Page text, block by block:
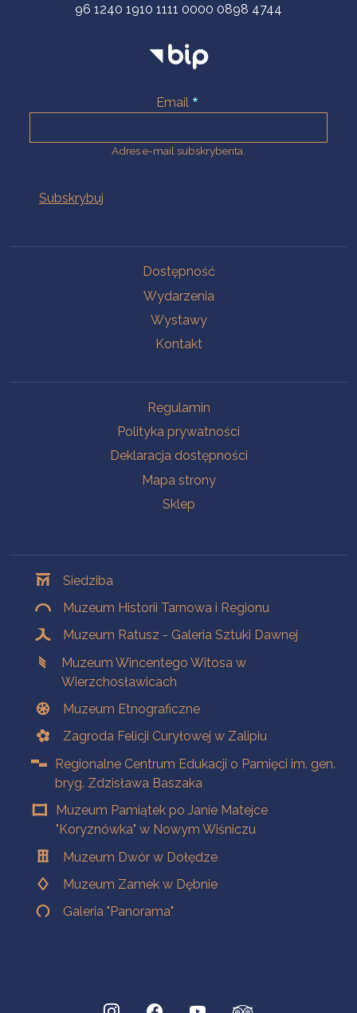
96 1240 1910 1111 0000 0898 4744
Email
Adres e-mail subskrybenta.
Dostępność
Wydarzenia
Wystawy
Kontakt
Regulamin
Polityka prywatności
Deklaracja dostępności
Mapa strony
Sklep
Siedziba
Muzeum Historii Tarnowa i Regionu
Muzeum Ratusz - Galeria Sztuki Dawnej
Muzeum Wincentego Witosa w
Wierzchosławicach
Muzeum Etnograficzne
Zagroda Felicji Curyłowej w Zalipiu
Regionalne Centrum Edukacji o Pamięci im. gen.
bryg. Zdzisława Baszaka
Muzeum Pamiątek po Janie Matejce
"Koryznówka" w Nowym Wiśniczu
Muzeum Dwór w Dołędze
Muzeum Zamek w Dębnie
Galeria "Panorama"